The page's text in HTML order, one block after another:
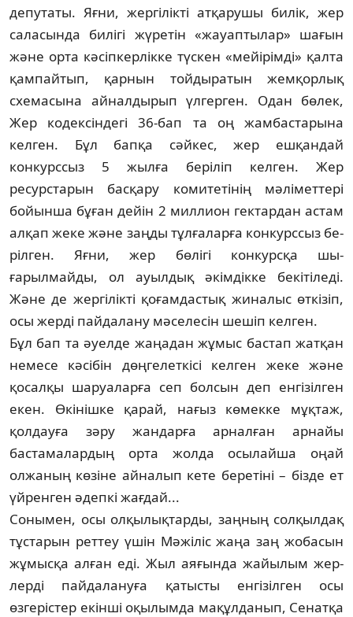
депу­таты. Яғни, жергілікті атқарушы билік, жер
саласында билігі жүретін «жауап­тылар» шағын
және орта кә­­сіп­керлікке түскен «мейірімді» қалта
қам­пай­тып, қарнын тойдыратын жемқор­лық
схемасына айналдырып үлгерген. Одан бөлек,
Жер кодексіндегі 36-бап та оң жамбастарына
келген. Бұл бапқа сәй­кес, жер ешқандай
конкурссыз 5 жылға беріліп келген. Жер
ресурстарын басқару ко­митетінің мәліметтері
бойынша бұған дейін 2 миллион гектардан астам
алқап же­ке және заңды тұлғаларға конкурссыз бе­
рілген. Яғни, жер бөлігі конкурсқа шы­
ғарылмайды, ол ауылдық әкімдікке бе­кітіледі.
Және де жергілікті қоғамдастық жи­налыс өткізіп,
осы жерді пайдалану мә­селесін шешіп келген.
Бұл бап та әуелде жаңадан жұмыс бас­­­тап жатқан
немесе кәсібін дөңгелеткісі келген жеке және
қосалқы шаруа­ларға сеп болсын деп енгізілген
екен. Өкінішке қарай, нағыз көмекке мұқ­таж,
қолдауға зәру жандарға арнал­ған арнайы
бастамалардың орта жолда осылайша оңай
олжаның көзіне айна­лып кете беретіні – бізде ет
үйренген әдепкі жағдай...
Сонымен, осы олқылықтарды, заң­ның солқылдақ
тұстарын реттеу үшін Мә­­жіліс жаңа заң жобасын
жұмысқа ал­­ған еді. Жыл аяғында жайылым жер­
лер­­ді пайдалануға қатысты енгізілген осы
өзгерістер екінші оқылымда мақұл­да­нып, Сенатқа